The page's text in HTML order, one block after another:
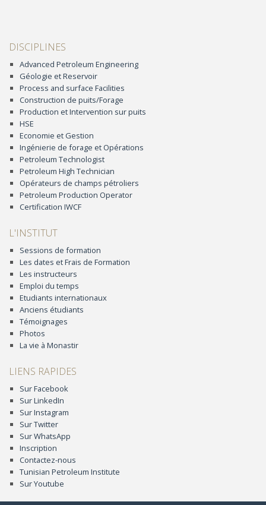
DISCIPLINES
Advanced Petroleum Engineering
Géologie et Reservoir
Process and surface Facilities
Construction de puits/Forage
Production et Intervention sur puits
HSE
Economie et Gestion
Ingénierie de forage et Opérations
Petroleum Technologist
Petroleum High Technician
Opérateurs de champs pétroliers
Petroleum Production Operator
Certification IWCF
L'INSTITUT
Sessions de formation
Les dates et Frais de Formation
Les instructeurs
Emploi du temps
Etudiants internationaux
Anciens étudiants
Témoignages
Photos
La vie à Monastir
LIENS RAPIDES
Sur Facebook
Sur LinkedIn
Sur Instagram
Sur Twitter
Sur WhatsApp
Inscription
Contactez-nous
Tunisian Petroleum Institute
Sur Youtube